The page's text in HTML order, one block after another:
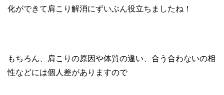
化ができて肩こり解消にずいぶん役立ちましたね！
もちろん、肩こりの原因や体質の違い、合う合わないの相
性などには個人差がありますので